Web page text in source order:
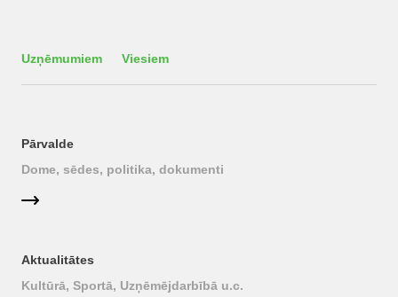
Uzņēmumiem Viesiem
Pārvalde
Dome, sēdes, politika, dokumenti
Aktualitātes
Kultūrā, Sportā, Uzņēmējdarbībā u.c.